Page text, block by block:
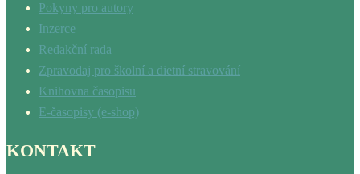
Pokyny pro autory
Inzerce
Redakční rada
Zpravodaj pro školní a dietní stravování
Knihovna časopisu
E-časopisy (e-shop)
KONTAKT